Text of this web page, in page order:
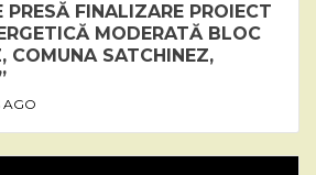
PRESĂ FINALIZARE PROIECT
MODERATĂ BLOC
COMUNA SATCHINEZ,
AGO